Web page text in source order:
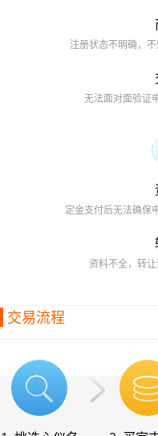
注册状态不明确，
无法面对面验证
定金支付后无法确保
资料不全，转
交易流程